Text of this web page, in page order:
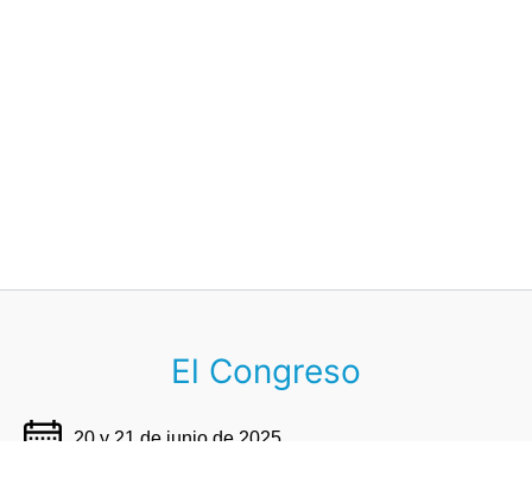
El Congreso
20 y 21 de junio de 2025